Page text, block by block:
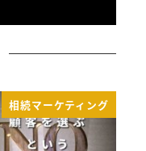
相続マーケティング